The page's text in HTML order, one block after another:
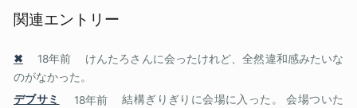
関連エントリー
✖ 18年前
けんたろさんに会ったけれど、全然違和感みたいな
のがなかった。
デブサミ
18年前
結構ぎりぎりに会場に入った。 会場ついた